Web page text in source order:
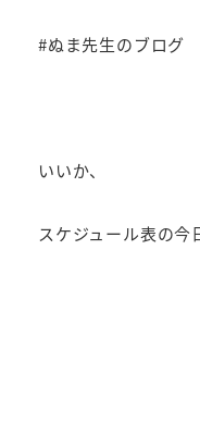
#ぬま先生のブログ
いいか、
スケジュール表の今